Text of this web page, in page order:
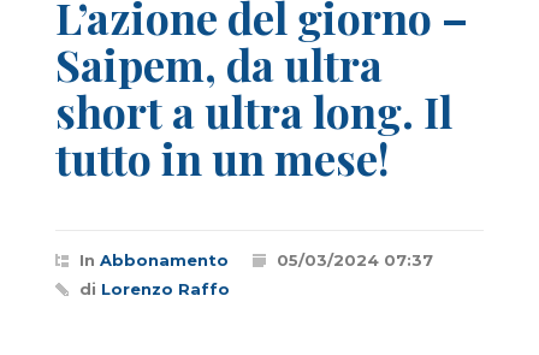
L’azione del giorno –
Saipem, da ultra
short a ultra long. Il
tutto in un mese!
In Abbonamento
05/03/2024 07:37
di Lorenzo Raffo